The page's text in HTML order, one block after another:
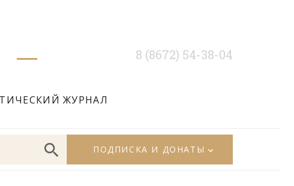
ЖУРНАЛ
8 (8672) 54-38-04
ПОДПИСКА И ДОНАТЫ